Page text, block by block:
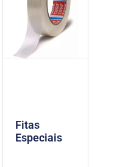
Fitas
Especiais